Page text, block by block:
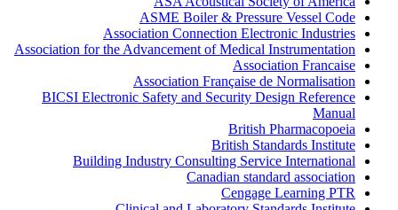
ASME Boiler & Pressure Vessel Code
Association Connection Electronic Industries
Association for the Advancement of Medical Instrumentation
Association Francaise
Association Française de Normalisation
BICSI Electronic Safety and Security Design Reference
Manual
British Pharmacopoeia
British Standards Institute
Building Industry Consulting Service International
Canadian standard association
Cengage Learning PTR